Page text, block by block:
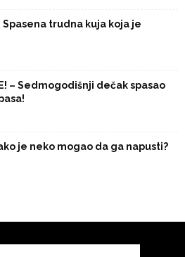
Spasena trudna kuja koja je
– Sedmogodišnji dečak spasao
je neko mogao da ga napusti?